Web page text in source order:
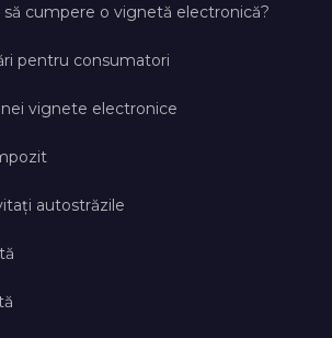
să cumpere o vignetă electronică?
pentru consumatori
vignete electronice
autostrăzile